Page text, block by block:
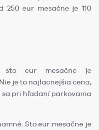
250 eur mesačne je 110
sto eur mesačne je
je to najlacnejšia cena,
sa pri hľadaní parkovania
Sto eur mesačne je